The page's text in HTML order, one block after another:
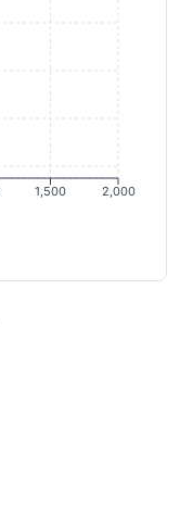
1,500 2,000